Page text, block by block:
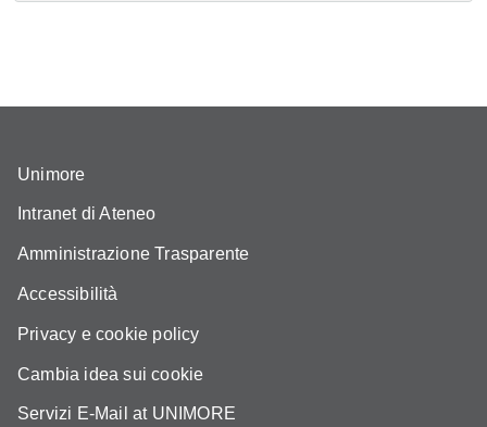
Unimore
Intranet di Ateneo
Amministrazione Trasparente
Accessibilità
Privacy e cookie policy
Cambia idea sui cookie
Servizi E-Mail at UNIMORE